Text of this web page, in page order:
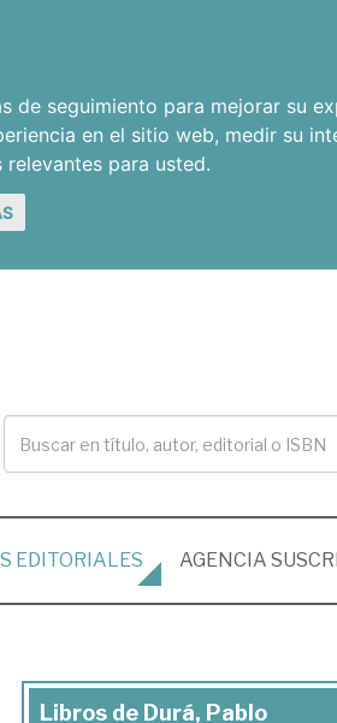
seguimiento para mejorar su
en el sitio web, medir su
relevantes para usted.
EDITORIALES AGENCIA
Libros de Durá, Pablo